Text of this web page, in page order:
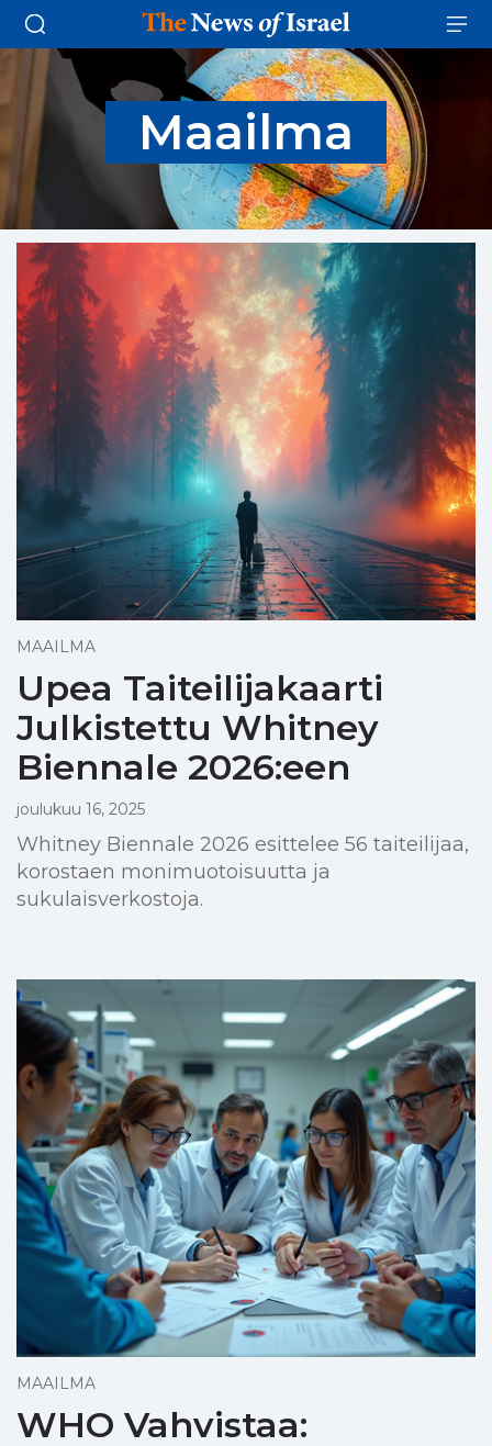
Maailma
MAAILMA
Upea Taiteilijakaarti
Julkistettu Whitney
Biennale 2026:een
joulukuu 16, 2025
Whitney Biennale 2026 esittelee 56 taiteilijaa,
korostaen monimuotoisuutta ja
sukulaisverkostoja.
MAAILMA
WHO Vahvistaa: